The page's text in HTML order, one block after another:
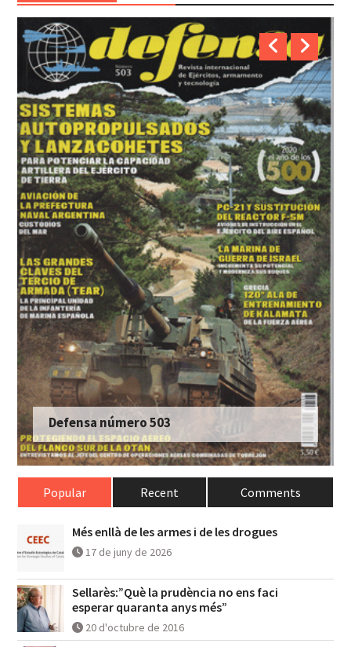
Defensa número 503
Popular Recent Comments
Més enllà de les armes i de les drogues
17 de juny de 2026
Sellarès:”Què la prudència no ens faci
esperar quaranta anys més”
20 d'octubre de 2016